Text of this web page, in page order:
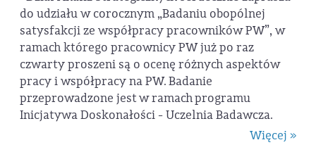
do udziału w corocznym „Badaniu obopólnej
satysfakcji ze współpracy pracowników PW”, w
ramach którego pracownicy PW już po raz
czwarty proszeni są o ocenę różnych aspektów
pracy i współpracy na PW. Badanie
przeprowadzone jest w ramach programu
Inicjatywa Doskonałości - Uczelnia Badawcza.
Więcej »